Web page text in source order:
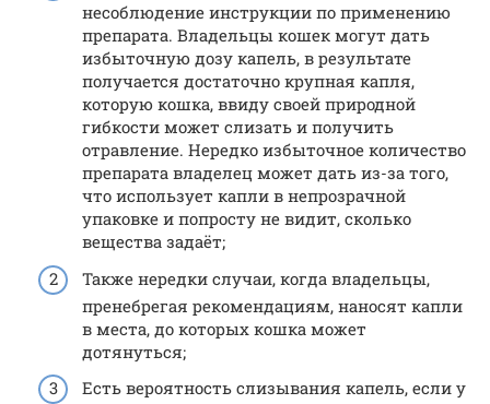
несоблюдение инструкции по применению
препарата. Владельцы кошек могут дать
избыточную дозу капель, в результате
получается достаточно крупная капля,
которую кошка, ввиду своей природной
гибкости может слизать и получить
отравление. Нередко избыточное количество
препарата владелец может дать из-за того,
что использует капли в непрозрачной
упаковке и попросту не видит, сколько
вещества задаёт;
Также нередки случаи, когда владельцы,
пренебрегая рекомендациям, наносят капли
в места, до которых кошка может
дотянуться;
Есть вероятность слизывания капель, если у